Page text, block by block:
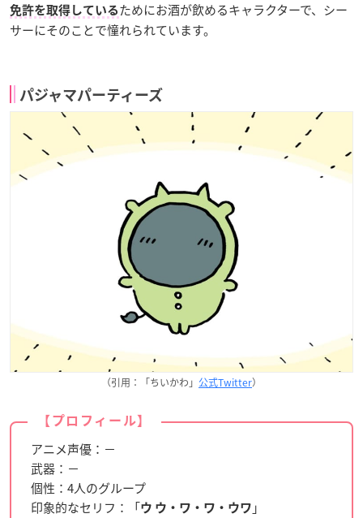
免許を取得している ためにお酒が飲めるキャラクターで、シー
サーにそのことで憧れられています。
パジャマパーティーズ
（引用：「ちいかわ」 公式Twitter）
【プロフィール】
アニメ声優：－
武器：－
個性：4人のグループ
印象的なセリフ：「ウ ウ・ワ・ワ・ウワ 」